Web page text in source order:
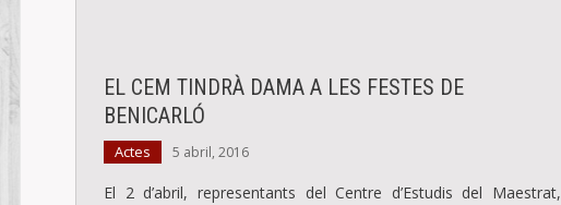
EL CEM TINDRÀ DAMA A LES FESTES DE
BENICARLÓ
Actes 5 abril, 2016
El 2 d’abril, representants del Centre d’Estudis del Maestrat,